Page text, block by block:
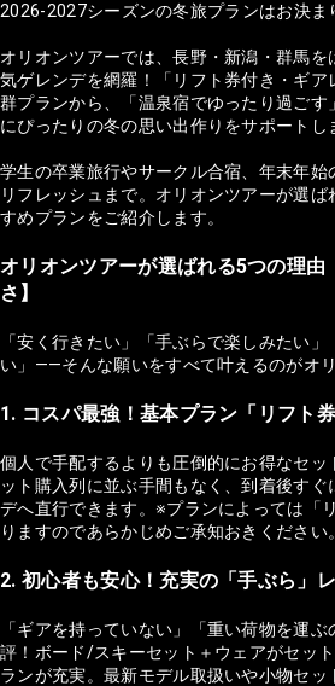
2026-2027シーズンの冬旅プランはお決ま
オリオンツアーでは、長野・新潟・群馬を
気ゲレンデを網羅！「リフト券付き・ギ
群プランから、「温泉宿でゆったり過ご
にぴったりの冬の思い出作りをサポートし
学生の卒業旅行やサークル合宿、年末年始
リフレッシュまで。オリオンツアーが選
すめプランをご紹介します。
オリオンツアーが選ばれる5つの理由
さ】
「安く行きたい」「手ぶらで楽しみたい
い」——そんな願いをすべて叶えるのがオ
1. コスパ最強！基本プラン「リフト
個人で手配するよりも圧倒的にお得なセ
ット購入列に並ぶ手間もなく、到着後す
デへ直行できます。※プランによっては「
りますのであらかじめご承知おきください。
2. 初心者も安心！充実の「手ぶら」
「ギアを持っていない」「重い荷物を運
評！ボード/スキーセット＋ウェアがセッ
ランが充実。最新モデル取扱いや小物セ